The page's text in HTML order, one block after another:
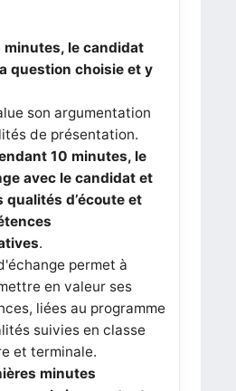
minutes, le candidat
question choisie et y
son argumentation
de présentation.
10 minutes, le
avec le candidat et
qualités d’écoute et
.
permet à
en valeur ses
liées au programme
suivies en classe
et terminale.
minutes